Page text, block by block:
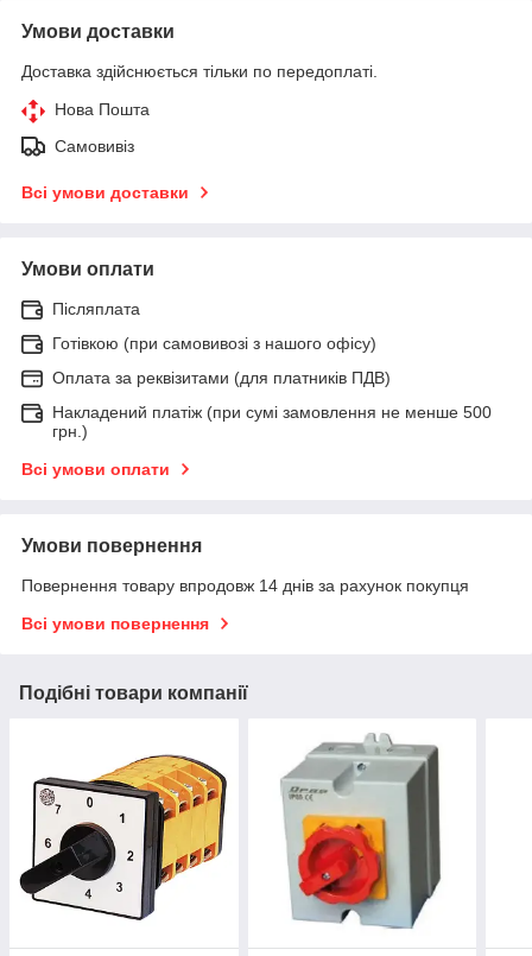
Умови доставки
Доставка здійснюється тільки по передоплаті.
Нова Пошта
Самовивіз
Всі умови доставки
Умови оплати
Післяплата
Готівкою (при самовивозі з нашого офісу)
Оплата за реквізитами (для платників ПДВ)
Накладений платіж (при сумі замовлення не менше 500
грн.)
Всі умови оплати
Умови повернення
Повернення товару впродовж 14 днів за рахунок покупця
Всі умови повернення
Подібні товари компанії